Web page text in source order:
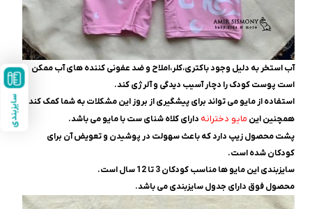
سایزبندی
آب استخر به دلیل وجود باکتری،کلر،املاح و ضد عفونی کننده های آب ممکن
است پوست کودک را دچار آسیب دیدگی و آلرژی کند.
استفاده از مایو می تواند برای پیشگیری از بروز این مشکلات به شما کمک کند.
همچنین این مایو دخترانه دارای کلاه شنای ست با مایو می باشد.
پشت محصول زیپ دارد که باعث سهولت در پوشیدن و تعویض آن برای
کودکان شده است.
سایزبندی این مایو ها مناسب کودکان 3 تا 12 سال است.
محصول فوق دارای جدول سایزبندی می باشد.